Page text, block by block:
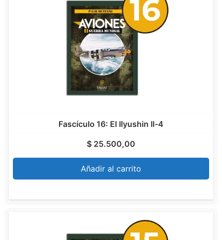
Fascículo 16: El Ilyushin Il-4
$ 25.500,00
Añadir al carrito